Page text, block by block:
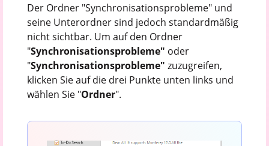
Der Ordner "Synchronisationsprobleme" und
seine Unterordner sind jedoch standardmäßig
nicht sichtbar. Um auf den Ordner
"Synchronisationsprobleme" oder
"Synchronisationsprobleme" zuzugreifen,
klicken Sie auf die drei Punkte unten links und
wählen Sie "Ordner".